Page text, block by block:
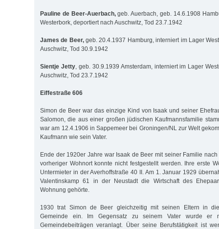
Pauline de Beer-Auerbach,geb. Auerbach, geb. 14.6.1908
Westerbork, deportiert nach Auschwitz, Tod 23.7.1942
James de Beer,geb. 20.4.1937 Hamburg, interniert im Lager
Auschwitz, Tod 30.9.1942
Sientje Jetty, geb. 30.9.1939 Amsterdam, interniert im Lager
Auschwitz, Tod 23.7.1942
Eiffestraße 606
Simon de Beer war das einzige Kind von Isaak und seiner
Salomon, die aus einer großen jüdischen Kaufmannsfamilie
war am 12.4.1906 in Sappemeer bei Groningen/NL zur Welt
Kaufmann wie sein Vater.
Ende der 1920er Jahre war Isaak de Beer mit seiner Familie
vorheriger Wohnort konnte nicht festgestellt werden. Ihre erste
Untermieter in der Averhoffstraße 40 II. Am 1. Januar 1929
Valentinskamp 61 in der Neustadt die Wirtschaft des
Wohnung gehörte.
1930 trat Simon de Beer gleichzeitig mit seinen Eltern in
Gemeinde ein. Im Gegensatz zu seinem Vater wurde er
Gemeindebeiträgen veranlagt. Über seine Berufstätigkeit ist